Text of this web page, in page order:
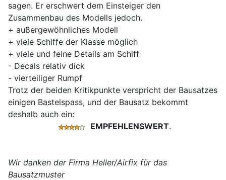
sagen. Er erschwert dem Einsteiger den
Zusammenbau des Modells jedoch.
+ außergewöhnliches Modell
+ viele Schiffe der Klasse möglich
+ viele und feine Details am Schiff
- Decals relativ dick
- vierteiliger Rumpf
Trotz der beiden Kritikpunkte verspricht der Bausatzes
einigen Bastelspass, und der Bausatz bekommt
deshalb auch ein:
EMPFEHLENSWERT.
Wir danken der Firma Heller/Airfix für das
Bausatzmuster